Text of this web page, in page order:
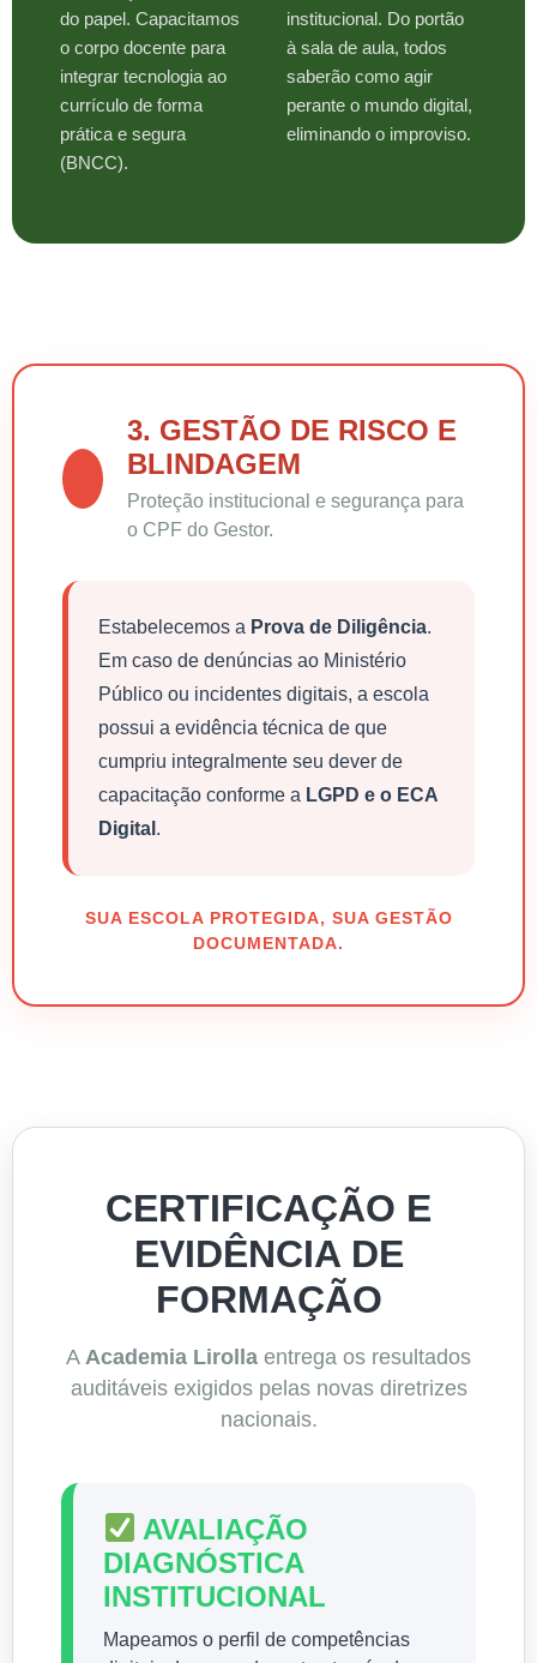
do papel. Capacitamos
o corpo docente para
integrar tecnologia ao
currículo de forma
prática e segura
(BNCC).
institucional. Do portão
à sala de aula, todos
saberão como agir
perante o mundo digital,
eliminando o improviso.
3. GESTÃO DE RISCO E
BLINDAGEM
Proteção institucional e segurança para
o CPF do Gestor.
Estabelecemos a Prova de Diligência.
Em caso de denúncias ao Ministério
Público ou incidentes digitais, a escola
possui a evidência técnica de que
cumpriu integralmente seu dever de
capacitação conforme a LGPD e o ECA
Digital .
SUA ESCOLA PROTEGIDA, SUA GESTÃO
DOCUMENTADA.
CERTIFICAÇÃO E
EVIDÊNCIA DE
FORMAÇÃO
A Academia Lirolla entrega os resultados
auditáveis exigidos pelas novas diretrizes
nacionais.
AVALIAÇÃO
DIAGNÓSTICA
INSTITUCIONAL
Mapeamos o perfil de competências